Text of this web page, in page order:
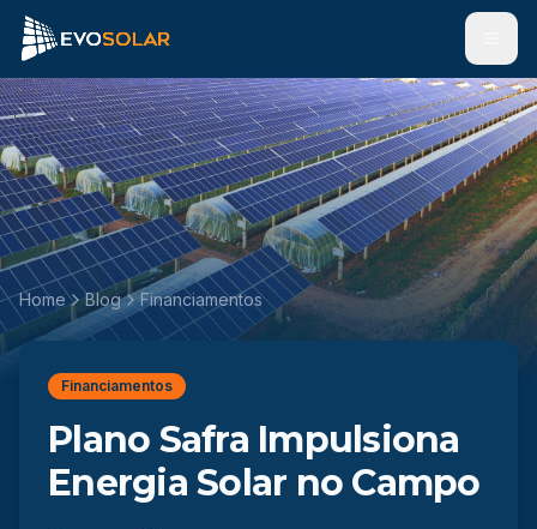
Home Blog Financiamentos
Financiamentos
Plano Safra Impulsiona
Energia Solar no Campo